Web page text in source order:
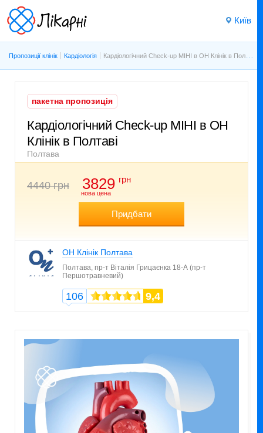
Київ
Пропозиції клінік Кардіологія Кардіологічний Check-up МІНІ в ОН Клінік в Полтаві
пакетна пропозиція
Кардіологічний Check-up МІНІ в ОН
Клінік в Полтаві
Полтава
4440 грн
нова цена
3829 грн
Придбати
ОН Клінік Полтава
Полтава, пр-т Віталія Грицаєнка 18-А (пр-т
Першотравневий)
106 9,4